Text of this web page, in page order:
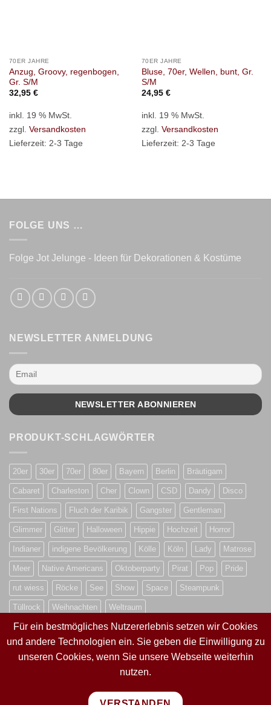
70ER JAHRE
Anzug, Groovy, regenbogen,
Gr. S/M
32,95 €
inkl. 19 % MwSt.
zzgl. Versandkosten
Lieferzeit: 2-3 Tage
70ER JAHRE
Bluse, 70er, Wellen, bunt, Gr.
S/M
24,95 €
inkl. 19 % MwSt.
zzgl. Versandkosten
Lieferzeit: 2-3 Tage
FOLGE UNS …
Folge Jot Jelunge - Ideen für Dekorationen & Kostüme
NEWSLETTER ANMELDUNG
PRODUKT-SCHLAGWÖRTER
20er 30er 70er 80er Bayern Berlin Bräutigam
Cabaret Charleston Cher Clown CSD Dandy Disco
First Nations Fluch der Karibik Gangster Gentleman
Glimmer Glitter Halloween Hippie Hochzeit Horror
Indianer indigene Bevölkerung Kölle Köln Lady Matrose
Meer Native Americans Oktoberparty Pirat Pop Pride
rut wiess Röcke See Show Space Steampunk
Tüllrock Weihnachten Weltraum
VERTRAG WIDERRUFEN
Für ein bestmögliches Nutzererlebnis setzen wir Cookies
und andere Technologien ein. Sie geben die Einwilligung zu
unseren Cookies, wenn Sie unsere Webseite weiterhin
nutzen.